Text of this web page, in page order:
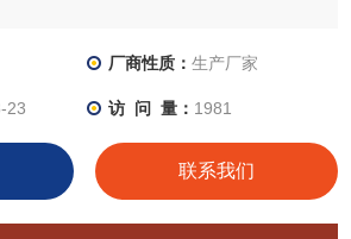
厂商性质： 生产厂家
23 访 问 量： 1981
联系我们